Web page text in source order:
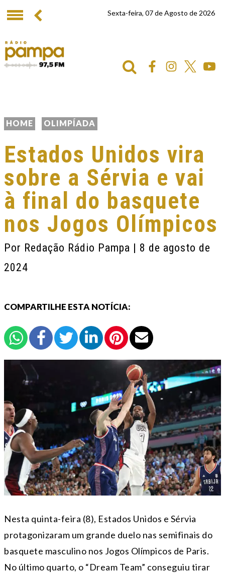
Sexta-feira, 07 de Agosto de 2026
HOME OLIMPÍADA
Estados Unidos vira
sobre a Sérvia e vai
à final do basquete
nos Jogos Olímpicos
Por Redação Rádio Pampa | 8 de agosto de
2024
COMPARTILHE ESTA NOTÍCIA:
Nesta quinta-feira (8), Estados Unidos e Sérvia
protagonizaram um grande duelo nas semifinais do
basquete masculino nos Jogos Olímpicos de Paris.
No último quarto, o “Dream Team” conseguiu tirar